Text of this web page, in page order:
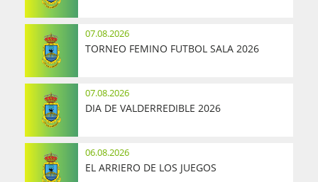
07.08.2026
TORNEO FEMINO FUTBOL SALA 2026
07.08.2026
DIA DE VALDERREDIBLE 2026
06.08.2026
EL ARRIERO DE LOS JUEGOS